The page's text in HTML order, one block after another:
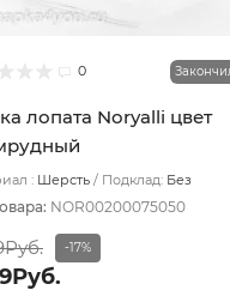
0
лопата Noryalli цвет
: Шерсть Подклад: Без
NOR00200075050
-17%